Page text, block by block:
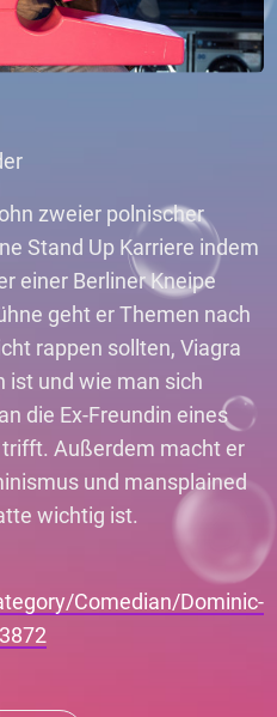
zweier polnischer
Stand Up Karriere indem
einer Berliner Kneipe
geht er Themen nach
rappen sollten, Viagra
ist und wie man sich
die Ex-Freundin eines
Außerdem macht er
und mansplained
wichtig ist.
Comedian/Dominic-